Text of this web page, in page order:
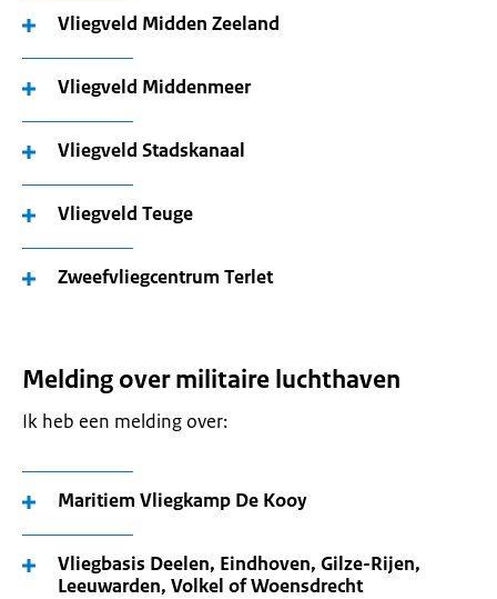
Vliegveld Midden Zeeland
Vliegveld Middenmeer
Vliegveld Stadskanaal
Vliegveld Teuge
Zweefvliegcentrum Terlet
Melding over militaire luchthaven
Ik heb een melding over:
Maritiem Vliegkamp De Kooy
Vliegbasis Deelen, Eindhoven, Gilze-Rijen,
Leeuwarden, Volkel of Woensdrecht